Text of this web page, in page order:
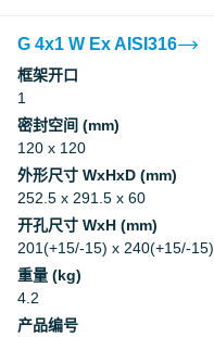
G 4x1 W Ex AISI316
框架开口
1
密封空间 (mm)
120 x 120
外形尺寸 WxHxD (mm)
252.5 x 291.5 x 60
开孔尺寸 WxH (mm)
201(+15/-15) x 240(+15/-15)
重量 (kg)
4.2
产品编号